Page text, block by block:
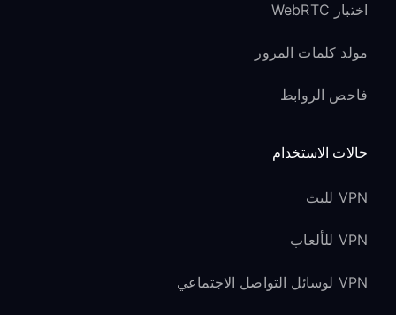
اختبار WebRTC
مولد كلمات المرور
فاحص الروابط
حالات الاستخدام
VPN للبث
VPN للألعاب
VPN لوسائل التواصل الاجتماعي